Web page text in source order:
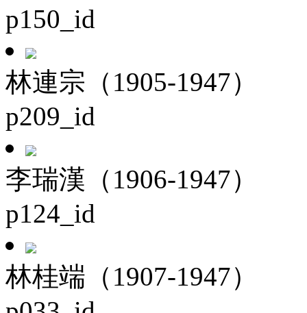
p150_id
林連宗（1905-1947）
p209_id
李瑞漢（1906-1947）
p124_id
林桂端（1907-1947）